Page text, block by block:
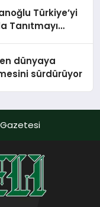
Türkiye’yi
Tanıtmayı
dünyaya
sürdürüyor